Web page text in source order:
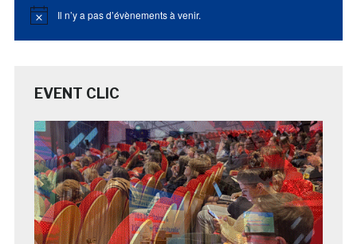
Notice Il n’y a pas d’évènements à venir.
EVENT CLIC